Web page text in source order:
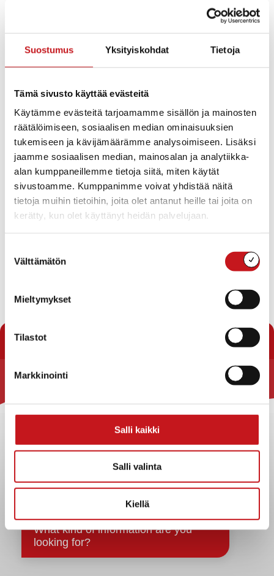
Suostumus Yksityiskohdat Tietoja
Tämä sivusto käyttää evästeitä
Käytämme evästeitä tarjoamamme sisällön ja mainosten
räätälöimiseen, sosiaalisen median ominaisuuksien
tukemiseen ja kävijämäärämme analysoimiseen. Lisäksi
jaamme sosiaalisen median, mainosalan ja analytiikka-
alan kumppaneillemme tietoja siitä, miten käytät
sivustoamme. Kumppanimme voivat yhdistää näitä
tietoja muihin tietoihin, joita olet antanut heille tai joita on
kerätty, kun olet käyttänyt heidän palvelujaan.
valinta
Välttämätön
Mieltymykset
Tilastot
Markkinointi
Salli kaikki
Salli valinta
Kiellä
vesilaskutuksen jaksoihin tulee muutoksia
loppuvuodesta. 1.9.2024 arvonlisäverokanta nousee 24
syyskuussa vesilaskutuksen heinä- ja elokuulta vanhalla
arvonlisäverolla ja sitten syyskuun alusta uudella
arvonlisäverolla. Vesilaskutuksen loppuvuoden
laskutusjaksot ovat seuraavat: 1.7. – 31.8.2024
tasauslasku, 1.9. – 31.10.2024 arviolasku ja 1.11. –
31.12.2024 arviolasku.
Vesimittarin lukemat on pyydetty ilmoittamaan 31.7.2024
mennessä, mutta lukemia puuttuu vielä. Mikäli emme
laskutetaan uudella arvonlisäveroprosentilla.
Yhteystiedot
Strategiat, ohjelmat, ohjeet, suunnitelmat, säännöt ja
Asiakirjajulkisuuskuvaus
Saavutettavuusseloste
Tietosuoja
Tietosuojaselosteet